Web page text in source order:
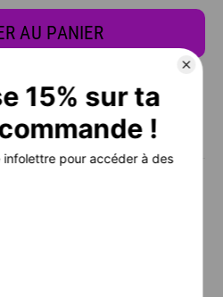
AU PANIER
DE BIEN CONSULTER LA